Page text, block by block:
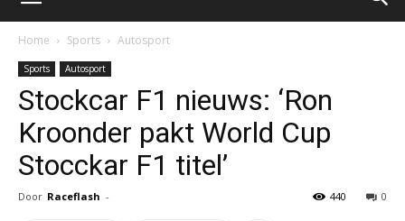
Home Sports Autosport
Sports Autosport
Stockcar F1 nieuws: ‘Ron
Kroonder pakt World Cup
Stocckar F1 titel’
Door Raceflash - 0
440